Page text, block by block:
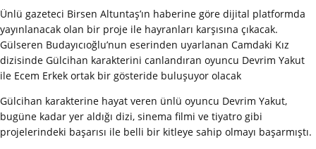
Ünlü gazeteci Birsen Altuntaş’ın haberine göre dijital platformda
yayınlanacak olan bir proje ile hayranları karşısına çıkacak.
Gülseren Budayıcıoğlu’nun eserinden uyarlanan Camdaki Kız
dizisinde Gülcihan karakterini canlandıran oyuncu Devrim Yakut
ile Ecem Erkek ortak bir gösteride buluşuyor olacak
Gülcihan karakterine hayat veren ünlü oyuncu Devrim Yakut,
bugüne kadar yer aldığı dizi, sinema filmi ve tiyatro gibi
projelerindeki başarısı ile belli bir kitleye sahip olmayı başarmıştı.